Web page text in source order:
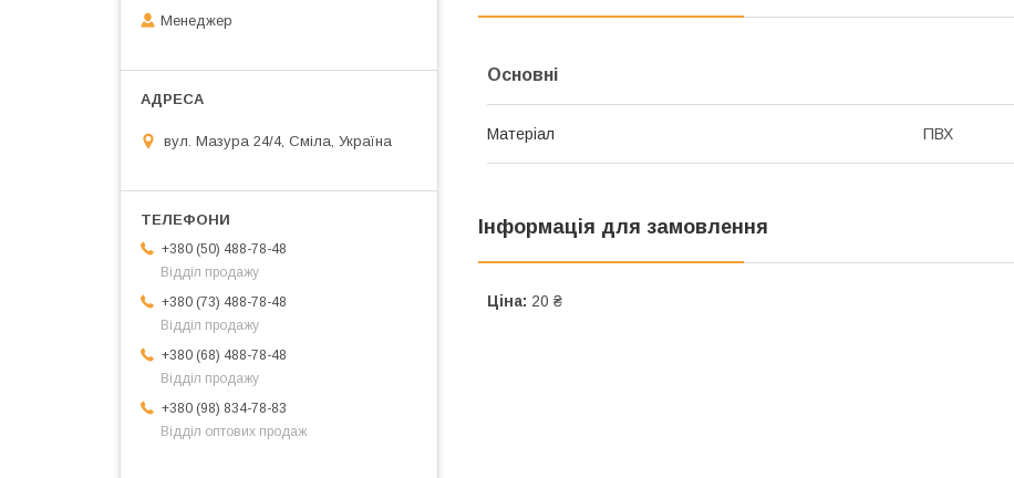
Основні
Матеріал ПВХ
Інформація для замовлення
Ціна: 20 ₴
Менеджер
вул. Мазура 24/4, Сміла, Україна
+380 (50) 488-78-48
Відділ продажу
+380 (73) 488-78-48
Відділ продажу
+380 (68) 488-78-48
Відділ продажу
+380 (98) 834-78-83
Відділ оптових продаж